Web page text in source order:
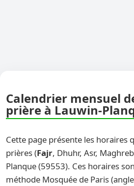
Calendrier mensuel
prière à Lauwin-
Cette page présente les horaires
prières (Fajr, Dhuhr, Asr,
Planque (59553). Ces horaires
méthode Mosquée de Paris